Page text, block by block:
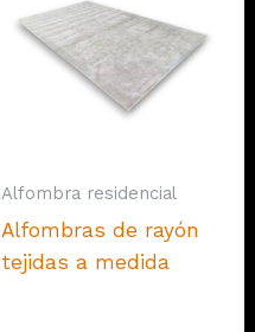
Alfombra residencial
Alfombras de rayón
tejidas a medida